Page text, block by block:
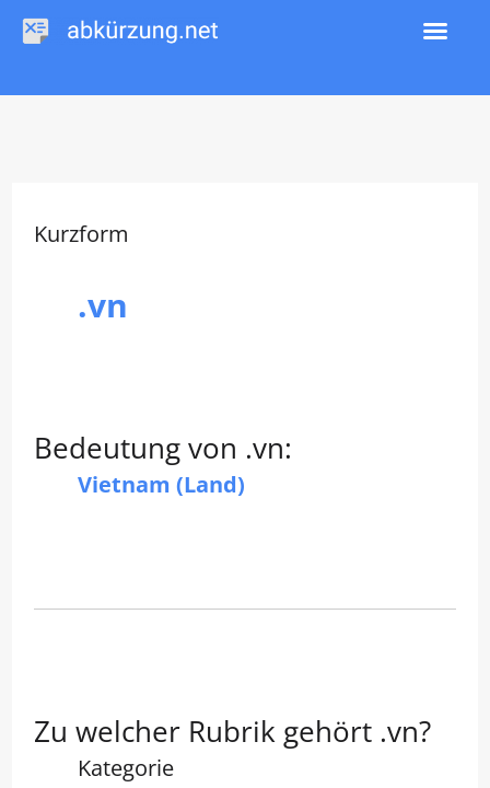
Zum
Inhalt
springen
Kurzform
.vn
Bedeutung von .vn:
Vietnam (Land)
Zu welcher Rubrik gehört .vn?
Kategorie